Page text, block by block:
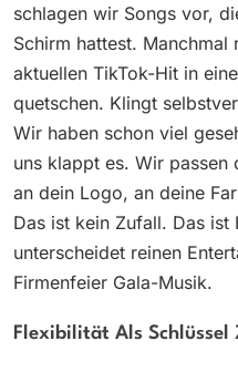
schlagen wir Songs vor,
Schirm hattest.
aktuellen TikTok-Hit in
quetschen. Klingt
Wir haben schon viel
uns klappt es. Wir passen
an dein Logo, an deine
Das ist kein Zufall. Das
unterscheidet reinen
Firmenfeier Gala-Musik.
Flexibilität Als Schlüssel